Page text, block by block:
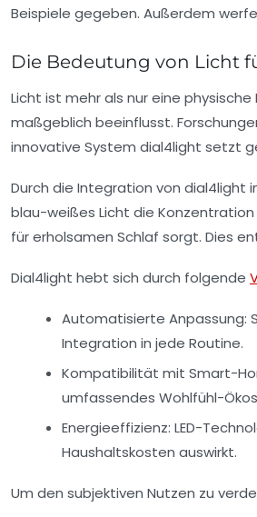
Beispiele gegeben. Außerdem
Die Bedeutung von Licht
Licht ist mehr als nur eine
maßgeblich beeinflusst.
innovative System dial4light setzt
Durch die Integration von dial4light
blau-weißes Licht die
für erholsamen Schlaf sorgt. Dies
Dial4light hebt sich durch folgende
Automatisierte Anpassung:
Integration in jede Routine.
Kompatibilität mit Smart-
umfassendes Wohlfühl-
Energieeffizienz: LED-
Haushaltskosten auswirkt.
Um den subjektiven Nutzen zu